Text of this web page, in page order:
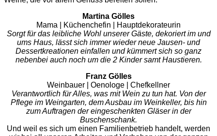
Martina Gölles
Mama | Küchenchefin | Hauptdekorateurin
Sorgt für das leibliche Wohl unserer Gäste, dekoriert im und
ums Haus, lässt sich immer wieder neue Jausen- und
Dessertkreationen einfallen und kümmert sich so ganz
nebenbei auch noch um die 2 Kinder samt Haustieren.
Franz Gölles
Weinbauer | Oenologe | Chefkellner
Verantwortlich für Alles, was mit Wein zu tun hat. Von der
Pflege im Weingarten, dem Ausbau im Weinkeller, bis hin
zum Auftragen der eingeschenkten Gläser in der
Buschenschank.
Und weil es sich um einen Familienbetrieb handelt, werden